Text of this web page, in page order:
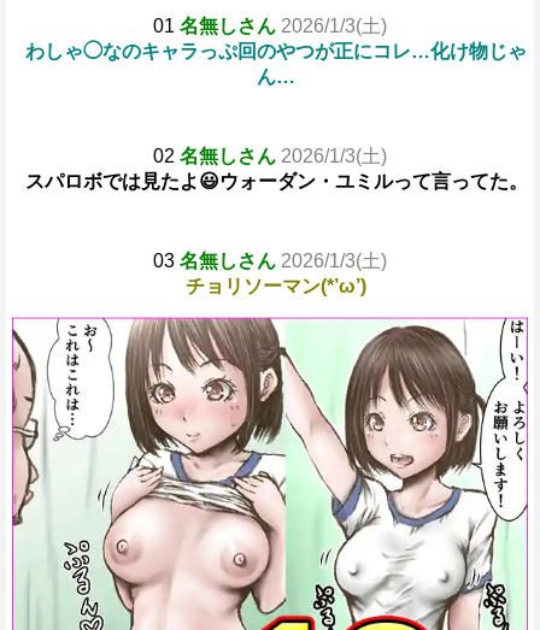
01 名無しさん 2026/1/3(土)
わしゃ◯なのキャラっぷ回のやつが正にコレ…化け物じゃ
ん…
02 名無しさん 2026/1/3(土)
スパロボでは見たよ😃ウォーダン・ユミルって言ってた。
03 名無しさん 2026/1/3(土)
チョリソーマン(*’ω’)